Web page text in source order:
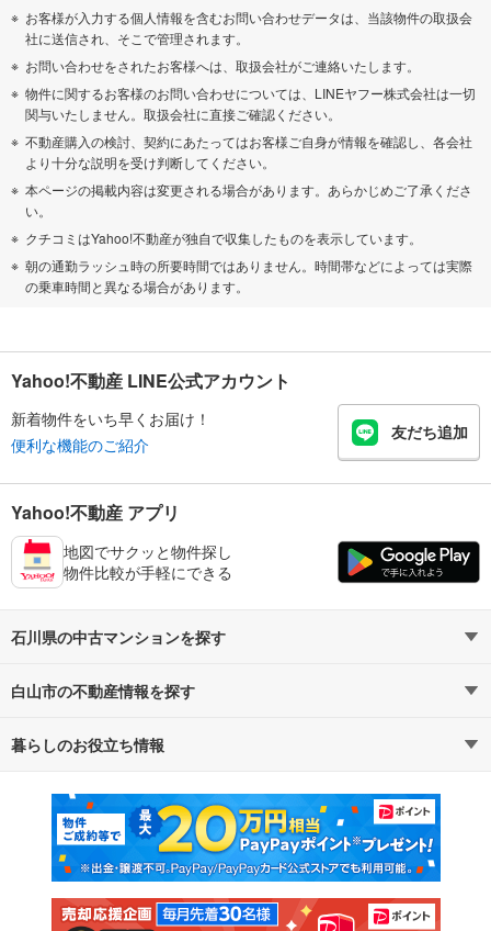
お客様が入力する個人情報を含むお問い合わせデータは、当該物件の取扱会
社に送信され、そこで管理されます。
お問い合わせをされたお客様へは、取扱会社がご連絡いたします。
物件に関するお客様のお問い合わせについては、LINEヤフー株式会社は一切
関与いたしません。取扱会社に直接ご確認ください。
不動産購入の検討、契約にあたってはお客様ご自身が情報を確認し、各会社
より十分な説明を受け判断してください。
本ページの掲載内容は変更される場合があります。あらかじめご了承くださ
い。
クチコミはYahoo!不動産が独自で収集したものを表示しています。
朝の通勤ラッシュ時の所要時間ではありません。時間帯などによっては実際
の乗車時間と異なる場合があります。
Yahoo!不動産 LINE公式アカウント
新着物件をいち早くお届け！
便利な機能のご紹介
友だち追加
Yahoo!不動産 アプリ
地図でサクッと物件探し
物件比較が手軽にできる
石川県の中古マンションを探す
路線・駅から探す
通勤・通学時間から探す
白山市の不動産情報を探す
不動産・住宅
新築マンション 中古マンション
新築一戸建て 中古一戸建て
注文住宅 土地
暮らしのお役立ち情報
マンションカタログ 教えて！住まいの先生